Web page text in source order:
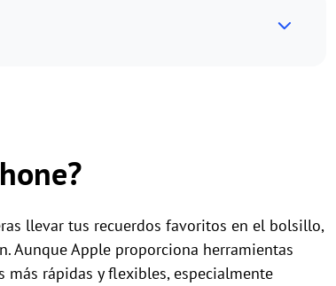
llevar tus recuerdos favoritos en el bolsillo,
Aunque Apple proporciona herramientas
más rápidas y flexibles, especialmente